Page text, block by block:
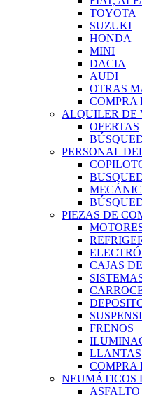
TOYOTA
SUZUKI
HONDA
MINI
DACIA
AUDI
OTRAS
COMPRA
ALQUILER DE
OFERTAS
PERSONAL
PIEZAS DE
CAJAS
FRENOS
LLANTAS
COMPRA
NEUMÁTICOS
ASFALTO